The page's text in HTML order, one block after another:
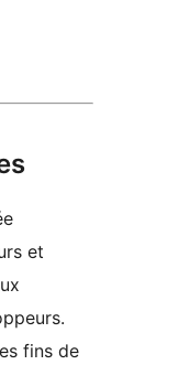
et
fins de